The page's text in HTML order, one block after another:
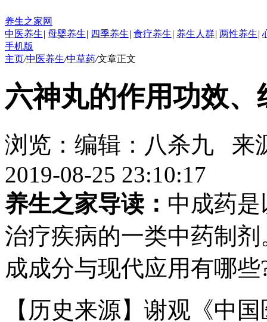
养生之家网
中医养生| 母婴养生| 四季养生| 食疗养生| 养生人群| 两性养生|
手机版
主页/中医养生/中草药/文章正文
六神丸的作用功效
浏览： 编辑： 八杀九 来
2019-08-25 23:10:17
养生之家导读： 中成药
治疗疾病的一类中药制
成成分与现代应用有哪
【历史来源】谢观《中